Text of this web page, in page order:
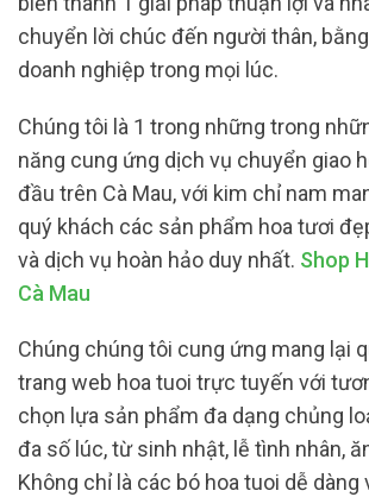
chuyển lời chúc đến người thân,
doanh nghiệp trong mọi lúc.
Chúng tôi là 1 trong những trong
năng cung ứng dịch vụ chuyển giao
đầu trên Cà Mau, với kim chỉ nam
quý khách các sản phẩm hoa tươi
và dịch vụ hoàn hảo duy nhất. Shop
Cà Mau
Chúng chúng tôi cung ứng mang lại
trang web hoa tuoi trực tuyến với
chọn lựa sản phẩm đa dạng chủng
đa số lúc, từ sinh nhật, lễ tình nhân,
Không chỉ là các bó hoa tuoi dễ dàng